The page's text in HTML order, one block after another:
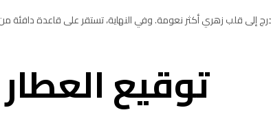
إلى قلب زهري أكثر نعومة. وفي النهاية، تستقر على قاعدة دافئة من
توقيع العطار